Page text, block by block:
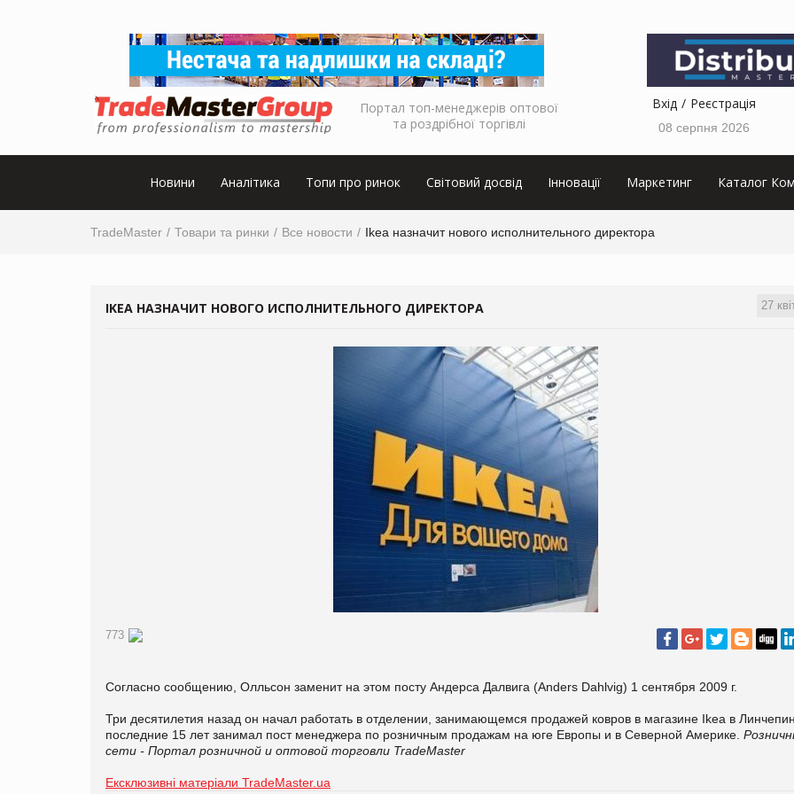
Портал топ-менеджерів оптової
та роздрібної торгівлі
Вхід Реєстрація
08 серпня 2026
Новини Аналітика Топи про ринок Світовий досвід Інновації Маркетинг Каталог
TradeMaster Товари та ринки Все новости Ikea назначит нового исполнительного директора
27
IKEA НАЗНАЧИТ НОВОГО ИСПОЛНИТЕЛЬНОГО ДИРЕКТОРА
773
Согласно сообщению, Олльсон заменит на этом посту Андерса Далвига (Anders Dahlvig) 1 сентября 2009 г.
Три десятилетия назад он начал работать в отделении, занимающемся продажей ковров в магазине Ikea в
последние 15 лет занимал пост менеджера по розничным продажам на юге Европы и в Северной Америке.
сети - Портал розничной и оптовой торговли TradeMaster
Ексклюзивні матеріали TradeMaster.ua